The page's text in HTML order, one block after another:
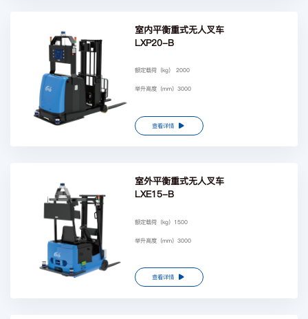
室内平衡重式无人叉车
LXP20-B
额定载荷（kg） 2000
举升高度（mm）3000
查看详情
室外平衡重式无人叉车
LXE15-B
额定载荷（kg）1500
举升高度（mm）3000
查看详情